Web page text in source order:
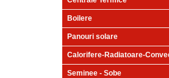
Boilere
Panouri solare
Calorifere-Radiatoare-
Seminee - Sobe